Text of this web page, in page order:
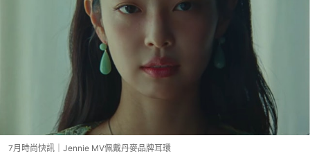
7月時尚快訊｜Jennie MV佩戴丹麥品牌耳環